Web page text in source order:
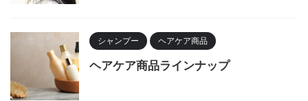
シャンプー ヘアケア商品
ヘアケア商品ラインナップ